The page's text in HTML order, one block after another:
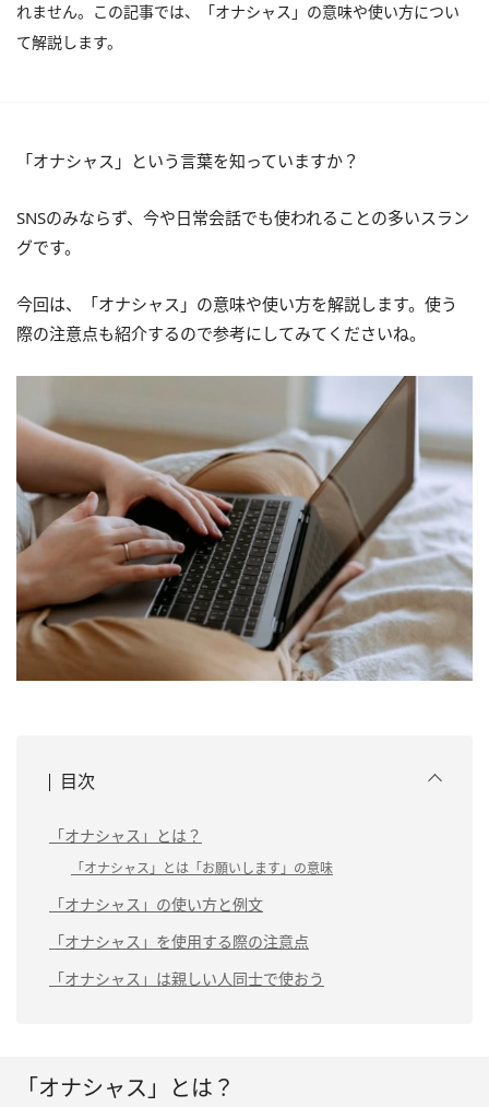
れません。この記事では、「オナシャス」の意味や使い方につい
て解説します。
「オナシャス」という言葉を知っていますか？
SNSのみならず、今や日常会話でも使われることの多いスラン
グです。
今回は、「オナシャス」の意味や使い方を解説します。使う
際の注意点も紹介するので参考にしてみてくださいね。
目次
「オナシャス」とは？
「オナシャス」とは「お願いします」の意味
「オナシャス」の使い方と例文
「オナシャス」を使用する際の注意点
「オナシャス」は親しい人同士で使おう
「オナシャス」とは？